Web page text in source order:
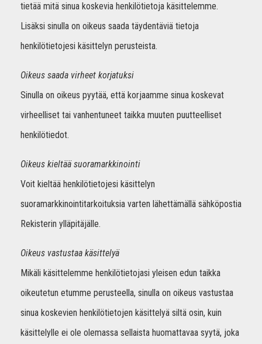
tietää mitä sinua koskevia henkilötietoja käsittelemme.
Lisäksi sinulla on oikeus saada täydentäviä tietoja
henkilötietojesi käsittelyn perusteista.
Oikeus saada virheet korjatuksi
Sinulla on oikeus pyytää, että korjaamme sinua koskevat
virheelliset tai vanhentuneet taikka muuten puutteelliset
henkilötiedot.
Oikeus kieltää suoramarkkinointi
Voit kieltää henkilötietojesi käsittelyn
suoramarkkinointitarkoituksia varten lähettämällä sähköpostia
Rekisterin ylläpitäjälle.
Oikeus vastustaa käsittelyä
Mikäli käsittelemme henkilötietojasi yleisen edun taikka
oikeutetun etumme perusteella, sinulla on oikeus vastustaa
sinua koskevien henkilötietojen käsittelyä siltä osin, kuin
käsittelylle ei ole olemassa sellaista huomattavaa syytä, joka